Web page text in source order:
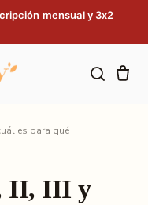
mensual y 3x2
es para qué
II, III y